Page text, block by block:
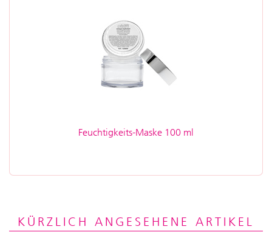
Feuchtigkeits-Maske 100 ml
KÜRZLICH ANGESEHENE ARTIKEL